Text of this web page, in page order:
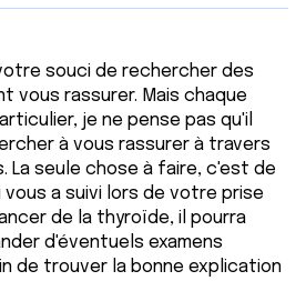
souci de rechercher des
vous rassurer. Mais chaque
je ne pense pas qu'il
à vous rassurer à travers
La seule chose à faire, c'est de
vous a suivi lors de votre prise
de la thyroïde, il pourra
d'éventuels examens
de trouver la bonne explication